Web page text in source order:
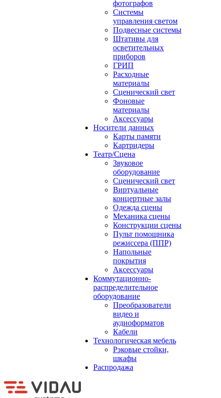
фотографов
Системы
управления светом
Подвесные системы
Штативы для
осветительных
приборов
ГРИП
Расходные
материалы
Сценический свет
Фоновые
материалы
Аксессуары
Носители данных
Карты памяти
Картридеры
Театр/Сцена
Звуковое
оборудование
Сценический свет
Виртуальные
концертные залы
Одежда сцены
Механика сцены
Конструкции сцены
Пульт помощника
режиссера (ППР)
Напольные
покрытия
Аксессуары
Коммутационно-
распределительное
оборудование
Преобразователи
видео и
аудиоформатов
Кабели
Технологическая мебель
Рэковые стойки,
шкафы
Распродажа